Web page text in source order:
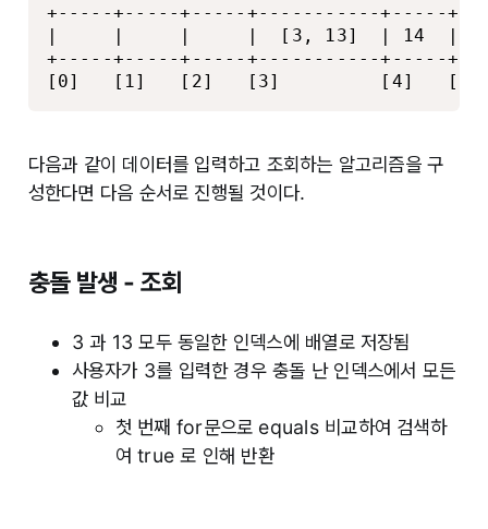
+-----+-----+-----+-----------+-----
|     |     |     |  [3, 13]  | 14  |
+-----+-----+-----+-----------+-----
[0]   [1]   [2]   [3]         [4]   [5]
다음과 같이 데이터를 입력하고 조회하는 알고리즘을 구
성한다면 다음 순서로 진행될 것이다.
충돌 발생 - 조회
3 과 13 모두 동일한 인덱스에 배열로 저장됨
사용자가 3를 입력한 경우 충돌 난 인덱스에서 모든
값 비교
첫 번째 for문으로 equals 비교하여 검색하
여 true 로 인해 반환